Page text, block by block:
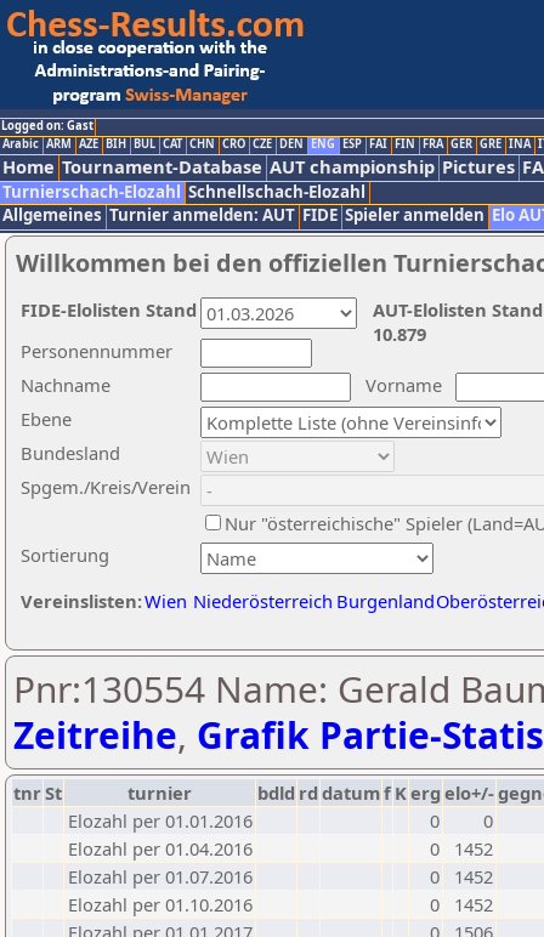
Logged on: Gast
Arabic ARM AZE BIH BUL CAT CHN CRO CZE DEN ENG ESP FAI FIN FRA GER GRE INA
Home Tournament-Database AUT championship Pictures
Turnierschach-Elozahl Schnellschach-Elozahl
Allgemeines Turnier anmelden: AUT FIDE Spieler anmelden Elo
Willkommen bei den offiziellen
Nachname
Vorname
Ebene
Sortierung
Personennummer
Bundesland
Spgem./Kreis/Verein
Nur "österreichische" Spieler
Vereinslisten:Wien Niederösterreich Burgenland
AUT-Elolisten
10.879
FIDE-Elolisten Stand
Pnr:130554 Name: Gerald
Zeitreihe, Grafik Partie-
tnrSt turnier bdld rd datumf Kerg elo+/-
Elozahl per 01.01.2016
0
0
Elozahl per 01.04.2016
0
1452
Elozahl per 01.07.2016
0
1452
Elozahl per 01.10.2016
0
1452
Elozahl per 01.01.2017
0
1506